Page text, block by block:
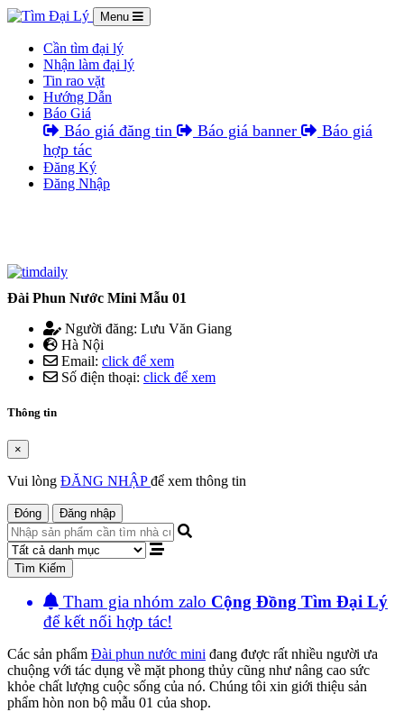
Menu
Cần tìm đại lý
Nhận làm đại lý
Tin rao vặt
Hướng Dẫn
Báo Giá
Báo giá đăng tin Báo giá banner
Báo giá
hợp tác
Đăng Ký
Đăng Nhập
Đài Phun Nước Mini Mẫu 01
Người đăng: Lưu Văn Giang
Hà Nội
Email: click để xem
Số điện thoại: click để xem
Thông tin
×
Vui lòng ĐĂNG NHẬPđể xem thông tin
Đóng Đăng nhập
Tìm Kiếm
Tham gia nhóm zalo Cộng Đồng Tìm Đại Lý
để kết nối hợp tác!
Các sản phẩm Đài phun nước mini đang được rất nhiều người ưa
chuộng với tác dụng về mặt phong thủy cũng như nâng cao sức
khỏe chất lượng cuộc sống của nó. Chúng tôi xin giới thiệu sản
phẩm hòn non bộ mẫu 01 của shop.